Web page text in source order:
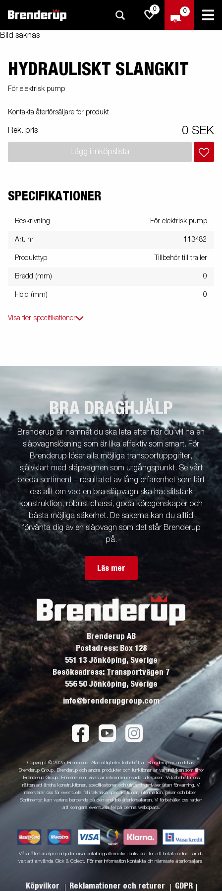
0 0
Bild saknas
HYDRAULISKT SLANGKIT
För elektrisk pump
Kontakta återförsäljare för produkt
Rek. pris 0 SEK
Lägg i inköpslista
SPECIFIKATIONER
Beskrivning För elektrisk pump
Art. nr 113482
Produkttyp Tillbehör till trailer
Bredd (mm) 0
Höjd (mm) 0
Visa fler specifikationer
BRA DRAGHJÄLP
Brenderup är namnet du ska leta efter när du vill ha en
släpvagnslösning som är lika effektiv som smart. För
Brenderup löser alla möjliga transportuppgifter,
självklart med släpvagnen som utgångspunkt. Se vårt
breda sortiment – resultatet av lång erfarenhet som lärt
oss allt om vad en bra släpvagn ska ha: slitstark
konstruktion, robust chassi, goda köregenskaper och
bästa möjliga säkerhet. De sakerna kan du alltid
förvänta dig av en släpvagn som det står Brenderup
på.
Läs mer
Brenderup AB
Postadress: Box 128
551 13 Jönköping, Sverige
Besöksadress: Transportvägen 7
556 50 Jönköping, Sverige
info@brenderupgroup.com
Copyright © 2025 Brenderup. Alla rättigheter förbehållna. Brenderup är en del av
Brenderup Group. Brenderup och andra produkter och funktioner är varumärken som tillhör
Brenderup Group. Priserna som visas är rekommenderade cirkapriser. Vi förbehåller oss
rätten att ändra konstruktioner, specifikationer och utrustningsnivåer utan förvarning. Vi
reserverar oss för eventuella fel i tekniska specifikationer, information, priser och bilder.
Sortimentet kan variera beroende på den enskilde återförsäljaren. Vi förbehåller oss rätten
att korrigera eventuella fel på denna webbplats.
Våra återförsäljare erbjuder olika betalningsalternativ i butik och för att betala online när du
valt att använda Click & Collect. För mer information kontakta din närmaste återförsäljare.
Köpvilkor Reklamationer och returer GDPR